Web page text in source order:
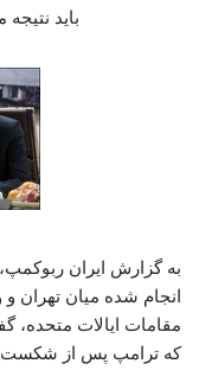
باید
به گزارش ایران ربوکمپ،
انجام شده میان تهران
مقامات ایالات متحده،
که ترامپ پس از شکست